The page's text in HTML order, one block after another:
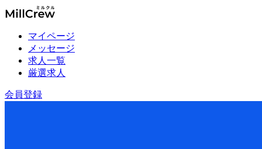
マイページ
メッセージ
求人一覧
厳選求人
会員登録